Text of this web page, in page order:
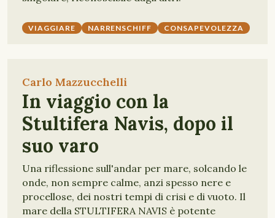
VIAGGIARE NARRENSCHIFF CONSAPEVOLEZZA
Carlo Mazzucchelli
In viaggio con la
Stultifera Navis, dopo il
suo varo
Una riflessione sull'andar per mare, solcando le
onde, non sempre calme, anzi spesso nere e
procellose, dei nostri tempi di crisi e di vuoto. Il
mare della STULTIFERA NAVIS è potente